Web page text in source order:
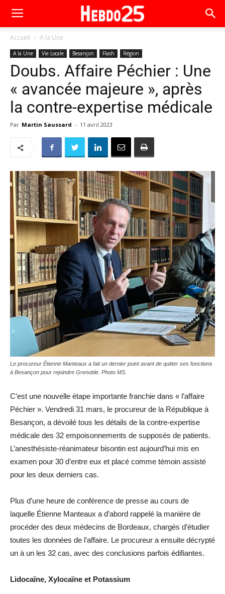
Accueil A la Une
A la Une Vie Locale Besançon Flash Région
Doubs. Affaire Péchier : Une
« avancée majeure », après
la contre-expertise médicale
Par Martin Saussard - 11 avril 2023
Le procureur Étienne Manteaux a fait un dernier point avant de quitter ses fonctions
à Besançon pour rejoindre Grenoble. Photo MS.
C’est une nouvelle étape importante franchie dans « l’affaire
Péchier ». Vendredi 31 mars, le procureur de la République à
Besançon, a dévoilé tous les détails de la contre-expertise
médicale des 32 empoisonnements de supposés de patients.
L’anesthésiste-réanimateur bisontin est aujourd’hui mis en
examen pour 30 d’entre eux et placé comme témoin assisté
pour les deux derniers cas.
Plus d’une heure de conférence de presse au cours de
laquelle Étienne Manteaux a d’abord rappelé la manière de
procéder des deux médecins de Bordeaux, chargés d’étudier
toutes les données de l’affaire. Le procureur a ensuite décrypté
un à un les 32 cas, avec des conclusions parfois édifiantes.
Lidocaïne, Xylocaïne et Potassium